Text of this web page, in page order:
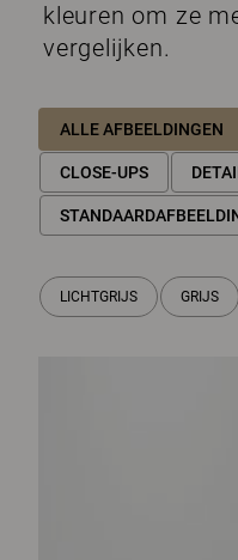
kleuren om ze
vergelijken.
ALLE AFBEELDINGEN
CLOSE-UPS
LICHTGRIJS GRIJS